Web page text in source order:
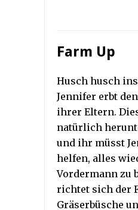
Farm Up
Husch husch
Jennifer erbt
ihrer Eltern.
natürlich
und ihr müsst
helfen, alles
Vordermann zu
richtet sich der
Gräserbüsche